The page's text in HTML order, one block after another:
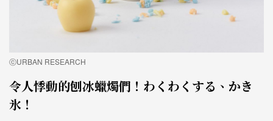
ⓒURBAN RESEARCH
令人悸動的刨冰蠟燭們！わくわくする、かき
氷！